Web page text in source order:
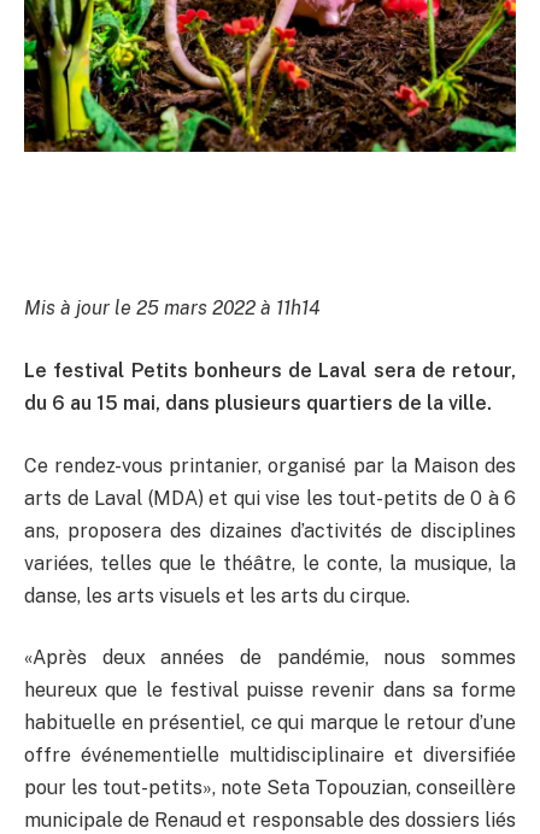
Mis à jour le 25 mars 2022 à 11h14
Le festival Petits bonheurs de Laval sera de retour,
du 6 au 15 mai, dans plusieurs quartiers de la ville.
Ce rendez-vous printanier, organisé par la Maison des
arts de Laval (MDA) et qui vise les tout-petits de 0 à 6
ans, proposera des dizaines d’activités de disciplines
variées, telles que le théâtre, le conte, la musique, la
danse, les arts visuels et les arts du cirque.
«Après deux années de pandémie, nous sommes
heureux que le festival puisse revenir dans sa forme
habituelle en présentiel, ce qui marque le retour d’une
offre événementielle multidisciplinaire et diversifiée
pour les tout-petits», note Seta Topouzian, conseillère
municipale de Renaud et responsable des dossiers liés